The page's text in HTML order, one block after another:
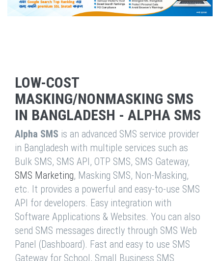
LOW-COST
MASKING/NONMASKING SMS
IN BANGLADESH - ALPHA SMS
Alpha SMS is an advanced SMS service provider
in Bangladesh with multiple services such as
Bulk SMS, SMS API, OTP SMS, SMS Gateway,
SMS Marketing, Masking SMS, Non-Masking,
etc. It provides a powerful and easy-to-use SMS
API for developers. Easy integration with
Software Applications & Websites. You can also
send SMS messages directly through SMS Web
Panel (Dashboard). Fast and easy to use SMS
Gateway for School, Small Business SMS